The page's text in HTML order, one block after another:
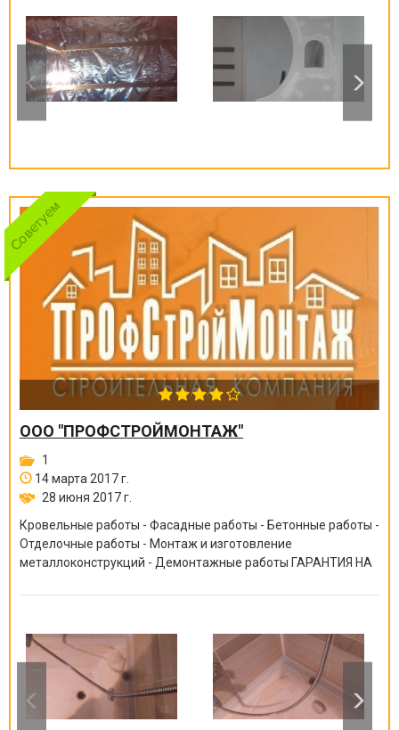
ООО "ПРОФСТРОЙМОНТАЖ"
1
14 марта 2017 г.
28 июня 2017 г.
Кровельные работы - Фасадные работы - Бетонные работы -
Отделочные работы - Монтаж и изготовление
металлоконструкций - Демонтажные работы ГАРАНТИЯ НА